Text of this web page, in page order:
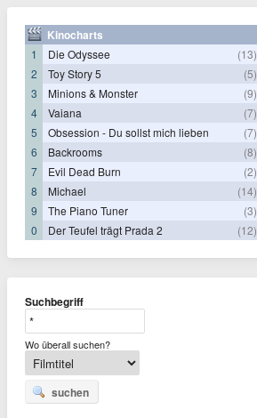
Kinocharts
1 Die Odyssee
(13)
2
Toy Story 5
(5)
3
Minions & Monster
(9)
4
Vaiana
(7)
5
Obsession - Du sollst mich lieben
(7)
6
Backrooms
(8)
7
Evil Dead Burn
(2)
8
Michael
(14)
9
The Piano Tuner
(3)
0
Der Teufel trägt Prada 2 (12)
Suchbegriff
Wo überall suchen?
suchen